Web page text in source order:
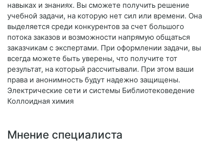
навыках и знаниях. Вы сможете получить решение
учебной задачи, на которую нет сил или времени. Она
выделяется среди конкурентов за счет большого
потока заказов и возможности напрямую общаться
заказчикам с экспертами. При оформлении задачи, вы
всегда можете быть уверены, что получите тот
результат, на который рассчитывали. При этом ваши
права и анонимность будут надежно защищены.
Электрические сети и системы Библиотековедение
Коллоидная химия
Мнение специалиста